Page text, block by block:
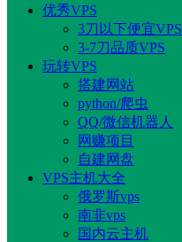
优秀VPS
3刀以下便宜VPS
3-7刀品质VPS
玩转VPS
搭建网站
python/爬虫
QQ/微信机器人
网赚项目
自建网盘
VPS主机大全
俄罗斯vps
南非vps
国内云主机